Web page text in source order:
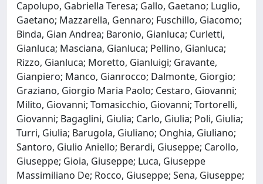
Capolupo, Gabriella Teresa; Gallo, Gaetano; Luglio,
Gaetano; Mazzarella, Gennaro; Fuschillo, Giacomo;
Binda, Gian Andrea; Baronio, Gianluca; Curletti,
Gianluca; Masciana, Gianluca; Pellino, Gianluca;
Rizzo, Gianluca; Moretto, Gianluigi; Gravante,
Gianpiero; Manco, Gianrocco; Dalmonte, Giorgio;
Graziano, Giorgio Maria Paolo; Cestaro, Giovanni;
Milito, Giovanni; Tomasicchio, Giovanni; Tortorelli,
Giovanni; Bagaglini, Giulia; Carlo, Giulia; Poli, Giulia;
Turri, Giulia; Barugola, Giuliano; Onghia, Giuliano;
Santoro, Giulio Aniello; Berardi, Giuseppe; Carollo,
Giuseppe; Gioia, Giuseppe; Luca, Giuseppe
Massimiliano De; Rocco, Giuseppe; Sena, Giuseppe;